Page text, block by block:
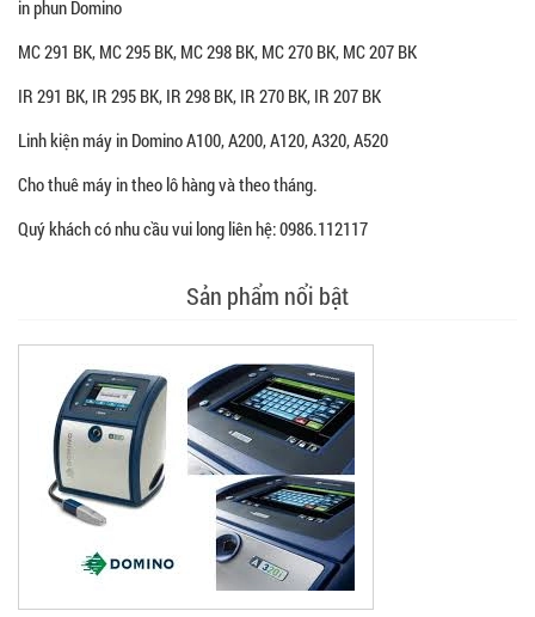
in phun Domino
MC 291 BK, MC 295 BK, MC 298 BK, MC 270 BK, MC 207 BK
IR 291 BK, IR 295 BK, IR 298 BK, IR 270 BK, IR 207 BK
Linh kiện máy in Domino A100, A200, A120, A320, A520
Cho thuê máy in theo lô hàng và theo tháng.
Quý khách có nhu cầu vui long liên hệ: 0986.112117
Sản phẩm nổi bật